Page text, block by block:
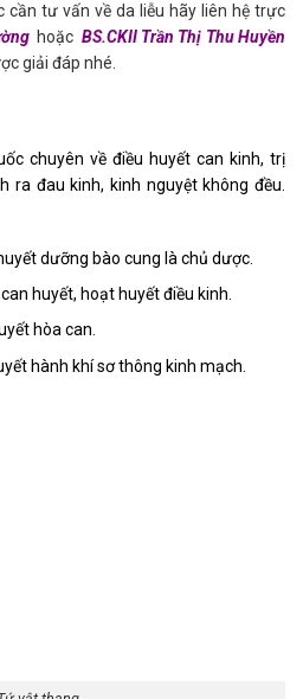
cần tư vấn về da liễu hãy liên hệ trực
hoặc BS.CKII Trần Thị Thu Huyền
giải đáp nhé.
chuyên về điều huyết can kinh, trị
ra đau kinh, kinh nguyệt không đều.
dưỡng bào cung là chủ dược.
huyết, hoạt huyết điều kinh.
hòa can.
hành khí sơ thông kinh mạch.